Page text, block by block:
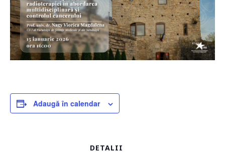
Adaugă în calendar
DETALII